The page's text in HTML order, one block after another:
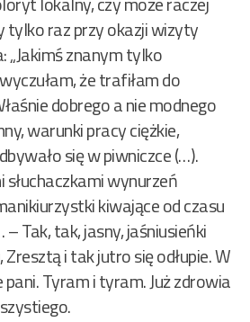
tylko raz przy okazji wizyty
„Jakimś znanym tylko
że trafiłam do
dobrego a nie modnego
warunki pracy ciężkie,
się w piwniczce (…).
słuchaczkami wynurzeń
kiwające od czasu
Tak, tak, jasny, jaśniusieńki
i tak jutro się odłupie. W
Tyram i tyram. Już zdrowia